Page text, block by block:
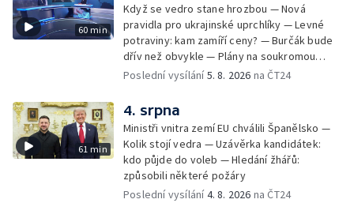
60 min
Když se vedro stane hrozbou — Nová
pravidla pro ukrajinské uprchlíky — Levné
potraviny: kam zamíří ceny? — Burčák bude
dřív než obvykle — Plány na soukromou
orbitální stanici
Poslední vysílání5. 8. 2026 na ČT24
61 min
4. srpna
Ministři vnitra zemí EU chválili Španělsko —
Kolik stojí vedra — Uzávěrka kandidátek:
kdo půjde do voleb — Hledání žhářů:
způsobili některé požáry
Poslední vysílání4. 8. 2026 na ČT24